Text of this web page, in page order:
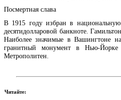
Посмертная слава
В 1915 году избран в
десятидолларовой банкноте.
Наиболее значимые в Вашингтоне
гранитный монумент в Нью-Йорке
Метрополитен.
Читайте: